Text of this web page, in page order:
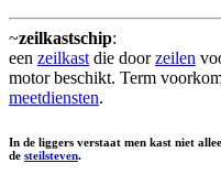
~zeilkastschip:
een zeilkast die doorzeilen
motor beschikt. Term
meetdiensten.
In de liggers verstaat men kast niet
de steilsteven.